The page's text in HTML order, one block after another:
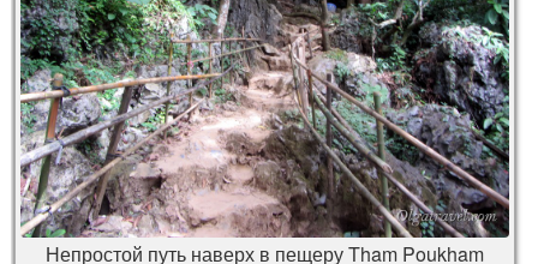
Непростой путь наверх в пещеру Tham Poukham